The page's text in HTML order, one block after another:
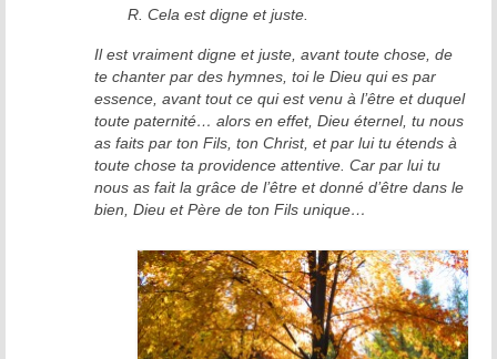
R. Cela est digne et juste.
Il est vraiment digne et juste, avant toute chose, de
te chanter par des hymnes, toi le Dieu qui es par
essence, avant tout ce qui est venu à l’être et duquel
toute paternité… alors en effet, Dieu éternel, tu nous
as faits par ton Fils, ton Christ, et par lui tu étends à
toute chose ta providence attentive. Car par lui tu
nous as fait la grâce de l’être et donné d’être dans le
bien, Dieu et Père de ton Fils unique…